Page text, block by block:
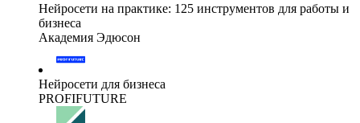
Нейросети на практике: 125 инструментов для работы и
бизнеса
Академия Эдюсон
Нейросети для бизнеса
PROFIFUTURE